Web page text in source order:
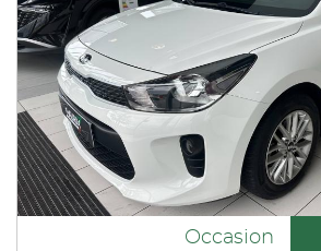
Occasion